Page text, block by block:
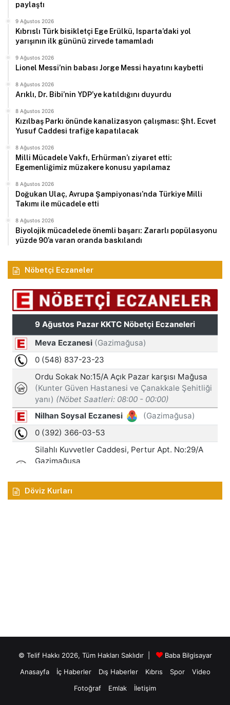
paylaştı
9 Ağustos 2026
Kıbrıslı Türk bisikletçi Ege Erülkü, Isparta’daki yol
yarışının ilk gününü zirvede tamamladı
9 Ağustos 2026
Lionel Messi’nin babası Jorge Messi hayatını kaybetti
8 Ağustos 2026
Arıklı, Dr. Bibi’nin YDP’ye katıldığını duyurdu
8 Ağustos 2026
Kızılbaş Parkı önünde kanalizasyon çalışması: Şht. Ecvet
Yusuf Caddesi trafiğe kapatılacak
8 Ağustos 2026
Milli Mücadele Vakfı, Erhürman’ı ziyaret etti:
Egemenliğimiz müzakere konusu yapılamaz
8 Ağustos 2026
Doğukan Ulaç, Avrupa Şampiyonası’nda Türkiye Milli
Takımı ile mücadele etti
8 Ağustos 2026
Biyolojik mücadelede önemli başarı: Zararlı popülasyonu
yüzde 90’a varan oranda baskılandı
Nöbetçi Eczaneler
Döviz Kurları
© Telif Hakkı 2026, Tüm Hakları Saklıdır |
Baba Bilgisayar
Anasayfa
İç Haberler Dış Haberler Kıbrıs Spor
Video
Fotoğraf
Emlak İletişim